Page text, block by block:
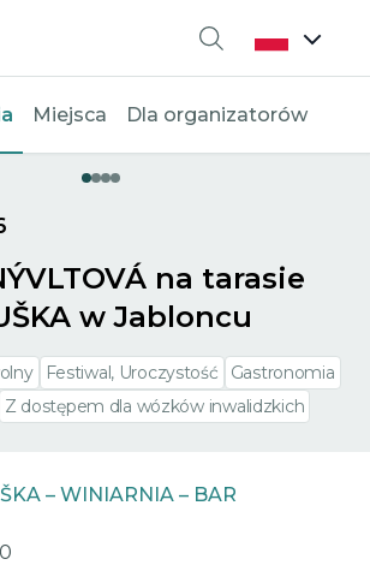
Wyszukiwanie
Miejsca Dla organizatorów
na tarasie
w Jabloncu
Festiwal, Uroczystość
Gastronomia
Z dostępem dla wózków inwalidzkich
– WINIARNIA – BAR